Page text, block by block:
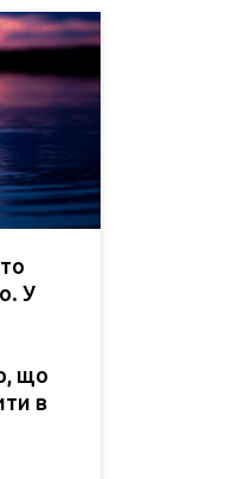
У
що
в